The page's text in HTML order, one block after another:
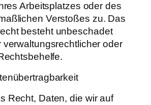
Arbeitsplatzes oder des
Verstoßes zu. Das
besteht unbeschadet
verwaltungsrechtlicher oder
Recht, Daten, die wir auf